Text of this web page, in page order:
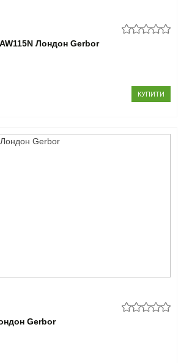
Лондон Gerbor
КУПИТИ
Gerbor